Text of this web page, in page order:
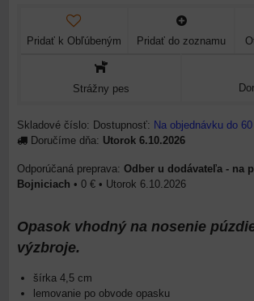
Pridať k Obľúbeným Pridať do zoznamu
Strážny pes
Skladové číslo: Dostupnosť: Na objednávku do
Doručíme dňa: Utorok 6.10.2026
Odber u dodávateľa - na
Bojniciach • 0 € • Utorok 6.10.2026
Opasok vhodný na nosenie
výzbroje.
šírka 4,5 cm
lemovanie po obvode opasku